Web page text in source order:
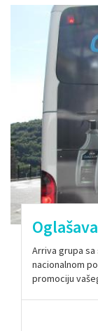
Arriva grupa
nacionalnom
promociju